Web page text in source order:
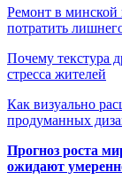
Ремонт в минской
потратить
Почему текстура
стресса жителей
Как визуально
продуманных
Прогноз роста
ожидают